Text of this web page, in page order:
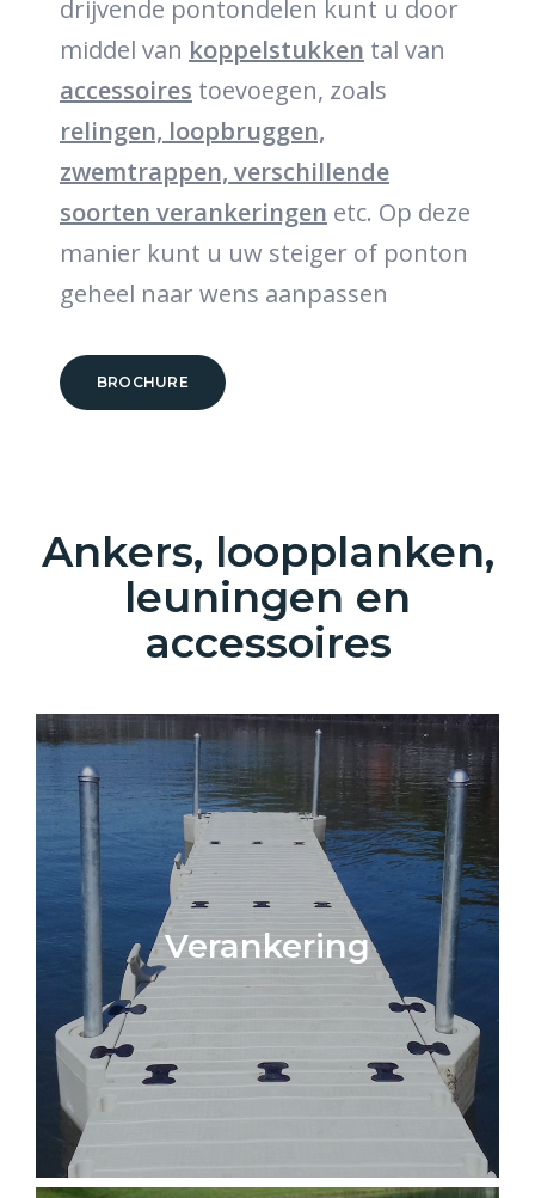
drijvende pontondelen kunt u door
middel van koppelstukken tal van
accessoires toevoegen, zoals
relingen, loopbruggen,
zwemtrappen, verschillende
soorten verankeringen etc. Op deze
manier kunt u uw steiger of ponton
geheel naar wens aanpassen
BROCHURE
Ankers, loopplanken,
leuningen en
accessoires
Verankering